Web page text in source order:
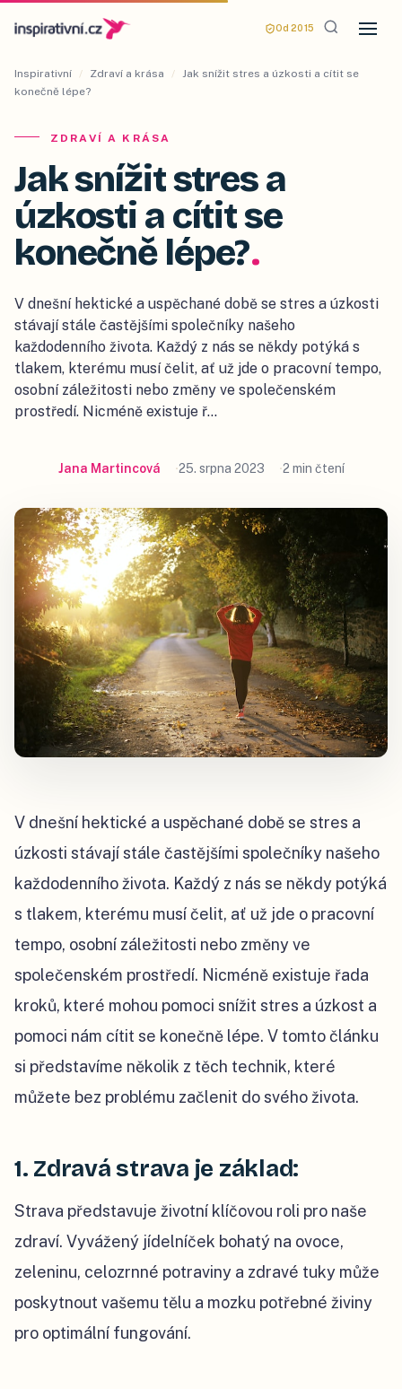
Od 2015
Inspirativní / Zdraví a krása / Jak snížit stres a úzkosti a cítit se
konečně lépe?
ZDRAVÍ A KRÁSA
Jak snížit stres a
úzkosti a cítit se
konečně lépe?.
V dnešní hektické a uspěchané době se stres a úzkosti
stávají stále častějšími společníky našeho
každodenního života. Každý z nás se někdy potýká s
tlakem, kterému musí čelit, ať už jde o pracovní tempo,
osobní záležitosti nebo změny ve společenském
prostředí. Nicméně existuje ř…
Jana Martincová 25. srpna 2023 2 min čtení
V dnešní hektické a uspěchané době se stres a
úzkosti stávají stále častějšími společníky našeho
každodenního života. Každý z nás se někdy potýká
s tlakem, kterému musí čelit, ať už jde o pracovní
tempo, osobní záležitosti nebo změny ve
společenském prostředí. Nicméně existuje řada
kroků, které mohou pomoci snížit stres a úzkost a
pomoci nám cítit se konečně lépe. V tomto článku
si představíme několik z těch technik, které
můžete bez problému začlenit do svého života.
1. Zdravá strava je základ:
Strava představuje životní klíčovou roli pro naše
zdraví. Vyvážený jídelníček bohatý na ovoce,
zeleninu, celozrnné potraviny a zdravé tuky může
poskytnout vašemu tělu a mozku potřebné živiny
pro optimální fungování.